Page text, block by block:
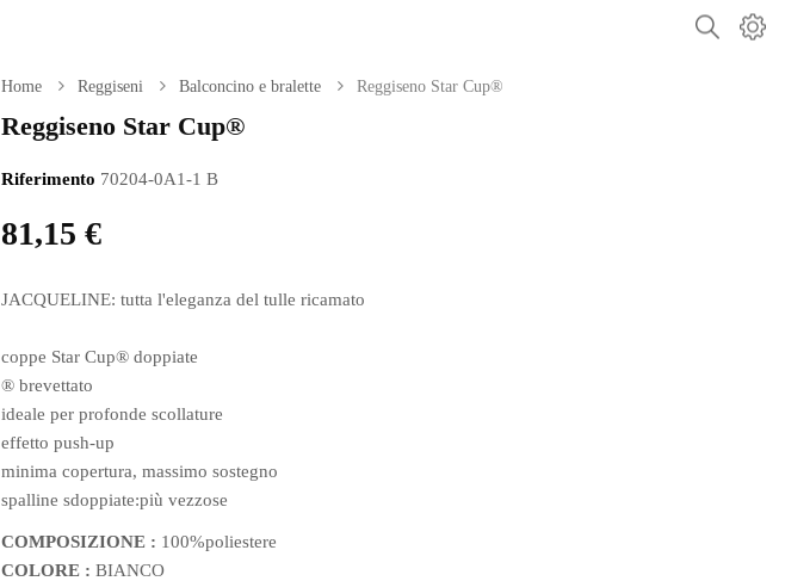
Home Reggiseni Balconcino e bralette Reggiseno Star Cup®
Reggiseno Star Cup®
Riferimento 70204-0A1-1 B
81,15 €
JACQUELINE: tutta l'eleganza del tulle ricamato
coppe Star Cup® doppiate
® brevettato
ideale per profonde scollature
effetto push-up
minima copertura, massimo sostegno
spalline sdoppiate:più vezzose
COMPOSIZIONE : 100%poliestere
COLORE : BIANCO